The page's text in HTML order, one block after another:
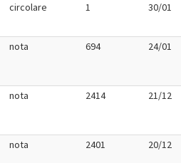
circolare 1 30/01
nota 694 24/01
nota 2414 21/12
nota 2401 20/12